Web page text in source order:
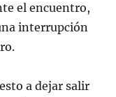
el encuentro,
interrupción
a dejar salir